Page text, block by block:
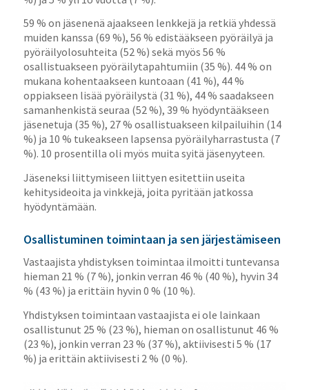
59 % on jäsenenä ajaakseen lenkkejä ja retkiä yhdessä
muiden kanssa (69 %), 56 % edistääkseen pyöräilyä ja
pyöräilyolosuhteita (52 %) sekä myös 56 %
osallistuakseen pyöräilytapahtumiin (35 %). 44 % on
mukana kohentaakseen kuntoaan (41 %), 44 %
oppiakseen lisää pyöräilystä (31 %), 44 % saadakseen
samanhenkistä seuraa (52 %), 39 % hyödyntääkseen
jäsenetuja (35 %), 27 % osallistuakseen kilpailuihin (14
%) ja 10 % tukeakseen lapsensa pyöräilyharrastusta (7
%). 10 prosentilla oli myös muita syitä jäsenyyteen.
Jäseneksi liittymiseen liittyen esitettiin useita
kehitysideoita ja vinkkejä, joita pyritään jatkossa
hyödyntämään.
Osallistuminen toimintaan ja sen järjestämiseen
Vastaajista yhdistyksen toimintaa ilmoitti tuntevansa
hieman 21 % (7 %), jonkin verran 46 % (40 %), hyvin 34
% (43 %) ja erittäin hyvin 0 % (10 %).
Yhdistyksen toimintaan vastaajista ei ole lainkaan
osallistunut 25 % (23 %), hieman on osallistunut 46 %
(23 %), jonkin verran 23 % (37 %), aktiivisesti 5 % (17
%) ja erittäin aktiivisesti 2 % (0 %).